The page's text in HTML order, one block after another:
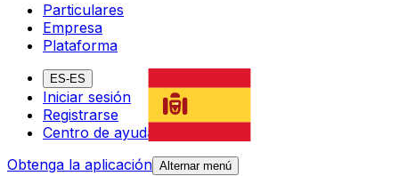
Particulares
Empresa
Plataforma
ES-ES
Iniciar sesión
Registrarse
Centro de ayuda
Obtenga la aplicación Alternar menú